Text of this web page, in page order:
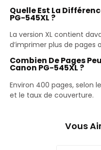
Quelle Est La
PG-545XL ?
La version XL contient
d’imprimer plus de
Combien De Pages
Canon PG-545XL ?
Environ 400 pages, selon
et le taux de couverture.
Vous